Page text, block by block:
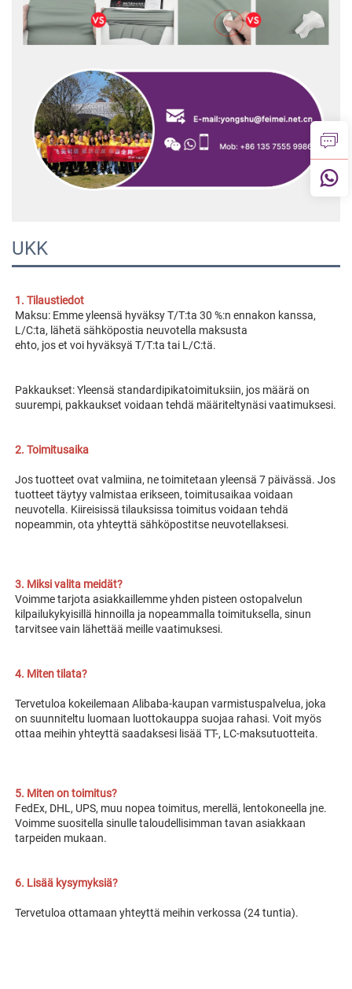
UKK
1. Tilaustiedot
Maksu: Emme yleensä hyväksy T/T:ta 30 %:n ennakon kanssa,
L/C:ta, lähetä sähköpostia neuvotella maksusta
ehto, jos et voi hyväksyä T/T:ta tai L/C:tä.
Pakkaukset: Yleensä standardipikatoimituksiin, jos määrä on
2. Toimitusaika
Jos tuotteet ovat valmiina, ne toimitetaan yleensä 7 päivässä. Jos
tuotteet täytyy valmistaa erikseen, toimitusaikaa voidaan
neuvotella. Kiireisissä tilauksissa toimitus voidaan tehdä
nopeammin, ota yhteyttä sähköpostitse neuvotellaksesi.
3. Miksi valita meidät?
Voimme tarjota asiakkaillemme yhden pisteen ostopalvelun
kilpailukykyisillä hinnoilla ja nopeammalla toimituksella, sinun
tarvitsee vain lähettää meille vaatimuksesi.
4. Miten tilata?
Tervetuloa kokeilemaan Alibaba-kaupan varmistuspalvelua, joka
on suunniteltu luomaan luottokauppa suojaa rahasi. Voit myös
ottaa meihin yhteyttä saadaksesi lisää TT-, LC-maksutuotteita.
5. Miten on toimitus?
FedEx, DHL, UPS, muu nopea toimitus, merellä, lentokoneella jne.
Voimme suositella sinulle taloudellisimman tavan asiakkaan
tarpeiden mukaan.
6. Lisää kysymyksiä?
Tervetuloa ottamaan yhteyttä meihin verkossa (24 tuntia).